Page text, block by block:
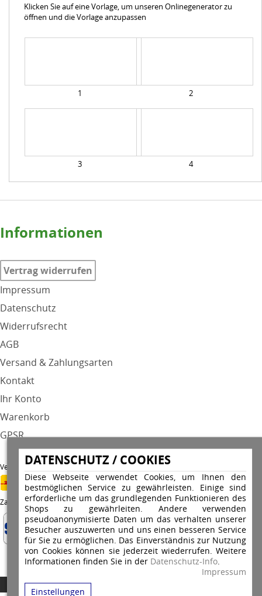
DATENSCHUTZ / COOKIES
Diese Webseite verwendet Cookies, um Ihnen den
bestmöglichen Service zu gewährleisten. Einige sind
erforderliche um das grundlegenden Funktionieren des
Shops zu gewährleiten. Andere verwenden
pseudoanonymisierte Daten um das verhalten unserer
Besucher auszuwerten und uns einen besseren Service
für Sie zu ermöglichen. Das Einverständnis zur Nutzung
von Cookies können sie jederzeit wiederrufen. Weitere
Informationen finden Sie in der Datenschutz-Info.
Impressum
Einstellungen
Klicken Sie auf eine Vorlage, um unseren Onlinegenerator zu
öffnen und die Vorlage anzupassen
1 2
3 4
Informationen
Vertrag widerrufen
Impressum
Datenschutz
Widerrufsrecht
AGB
Versand & Zahlungsarten
Kontakt
Ihr Konto
Warenkorb
GPSR
Versandunternehmen
Zahlungsarten
Copyright © 2026 Stempel Toenges GmbH - Alle Rechte vorbehalten